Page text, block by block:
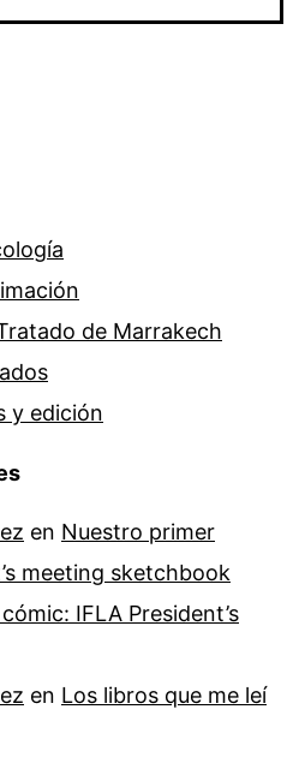
de Marrakech
y edición
en Nuestro primer
meeting sketchbook
IFLA President’s
en Los libros que me leí